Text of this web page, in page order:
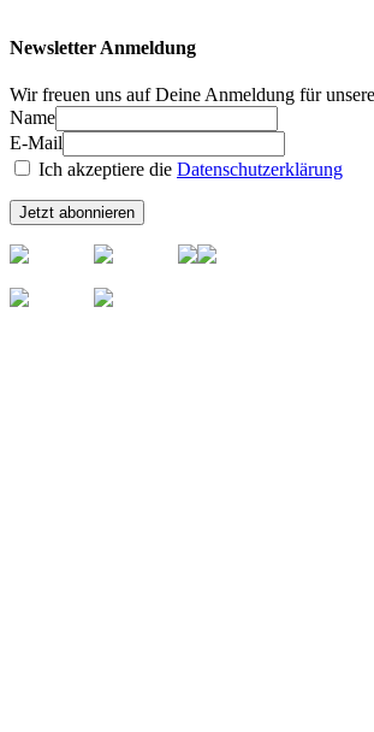
Newsletter Anmeldung
Wir freuen uns auf Deine Anmeldung für
Name
E-Mail
Ich akzeptiere die Datenschutzerklärung